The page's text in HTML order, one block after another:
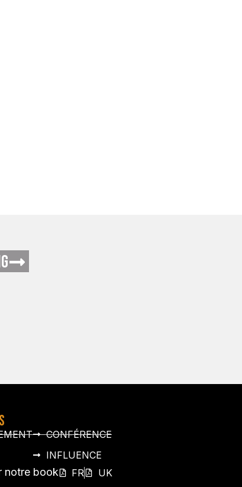
CONFÉRENCE
INFLUENCE
notre book FR UK